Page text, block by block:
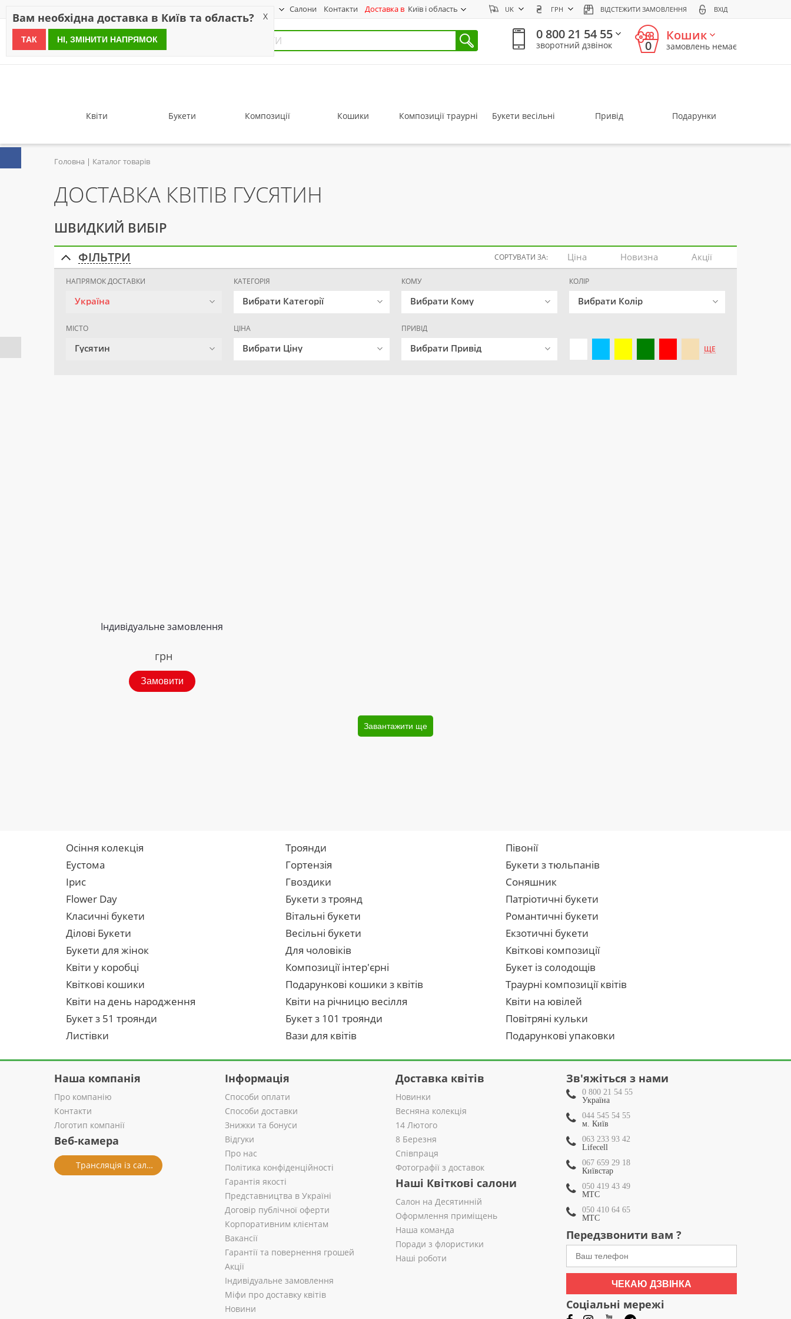
Салони Контакти Доставка в Київ і область UK ГРН ВІДСТЕЖИТИ ЗАМОВЛЕННЯ ВХІД
since 1999
0 800 21 54 55
зворотний дзвінок 0
Кошик
замовлень немає
Квіти Букети Композиції Кошики Композиції траурні Букети весільні Привід Подарунки
Головна Каталог товарів
ДОСТАВКА КВІТІВ ГУСЯТИН
ШВИДКИЙ ВИБІР
ФІЛЬТРИ СОРТУВАТИ ЗА: Ціна Новизна Акції
НАПРЯМОК ДОСТАВКИ
Україна
КАТЕГОРІЯ
Вибрати Категорії
КОМУ
Вибрати Кому
КОЛІР
Вибрати Колір
МІСТО
Гусятин
ЦІНА
Вибрати Ціну
ПРИВІД
Вибрати Привід ЩЕ
Індивідуальне замовлення
грн
Замовити
Завантажити ще
Осіння колекція Троянди
Півонії
Еустома
Гортензія
Букети з тюльпанів
Ірис
Гвоздики
Соняшник
Flower Day
Букети з троянд
Патріотичні букети
Класичні букети
Вітальні букети
Романтичні букети
Ділові Букети
Весільні букети
Екзотичні букети
Букети для жінок
Для чоловіків
Квіткові композиції
Квіти у коробці
Композиції інтер'єрні
Букет із солодощів
Квіткові кошики
Подарункові кошики з квітів
Траурні композиції квітів
Квіти на день народження
Квіти на річницю весілля
Квіти на ювілей
Букет з 51 троянди
Букет з 101 троянди
Повітряні кульки
Листівки
Вази для квітів Подарункові упаковки
Наша компанія
Про компанію
Контакти
Логотип компанії
Веб-камера
Трансляція із салону
Інформація
Способи оплати
Способи доставки
Знижки та бонуси
Відгуки
Про нас
Політика конфіденційності
Гарантія якості
Представництва в Україні
Договір публічної оферти
Корпоративним клієнтам
Вакансії
Гарантії та повернення грошей
Акції
Індивідуальне замовлення
Міфи про доставку квітів
Новини
Доставка квітів
Новинки
Весняна колекція
14 Лютого
8 Березня
Співпраця
Фотографії з доставок
Наші Квіткові салони
Салон на Десятинній
Оформлення приміщень
Наша команда
Поради з флористики
Наші роботи
Зв'яжіться з нами
0 800 21 54 55
Україна
044 545 54 55
м. Київ
063 233 93 42
Lifecell
067 659 29 18
Київстар
050 419 43 49
МТС
050 410 64 65
МТС
Передзвонити вам ?
ЧЕКАЮ ДЗВІНКА
Соціальні мережі
Вам необхідна доставка в Київ та область? X
ТАК НІ, ЗМІНИТИ НАПРЯМОК